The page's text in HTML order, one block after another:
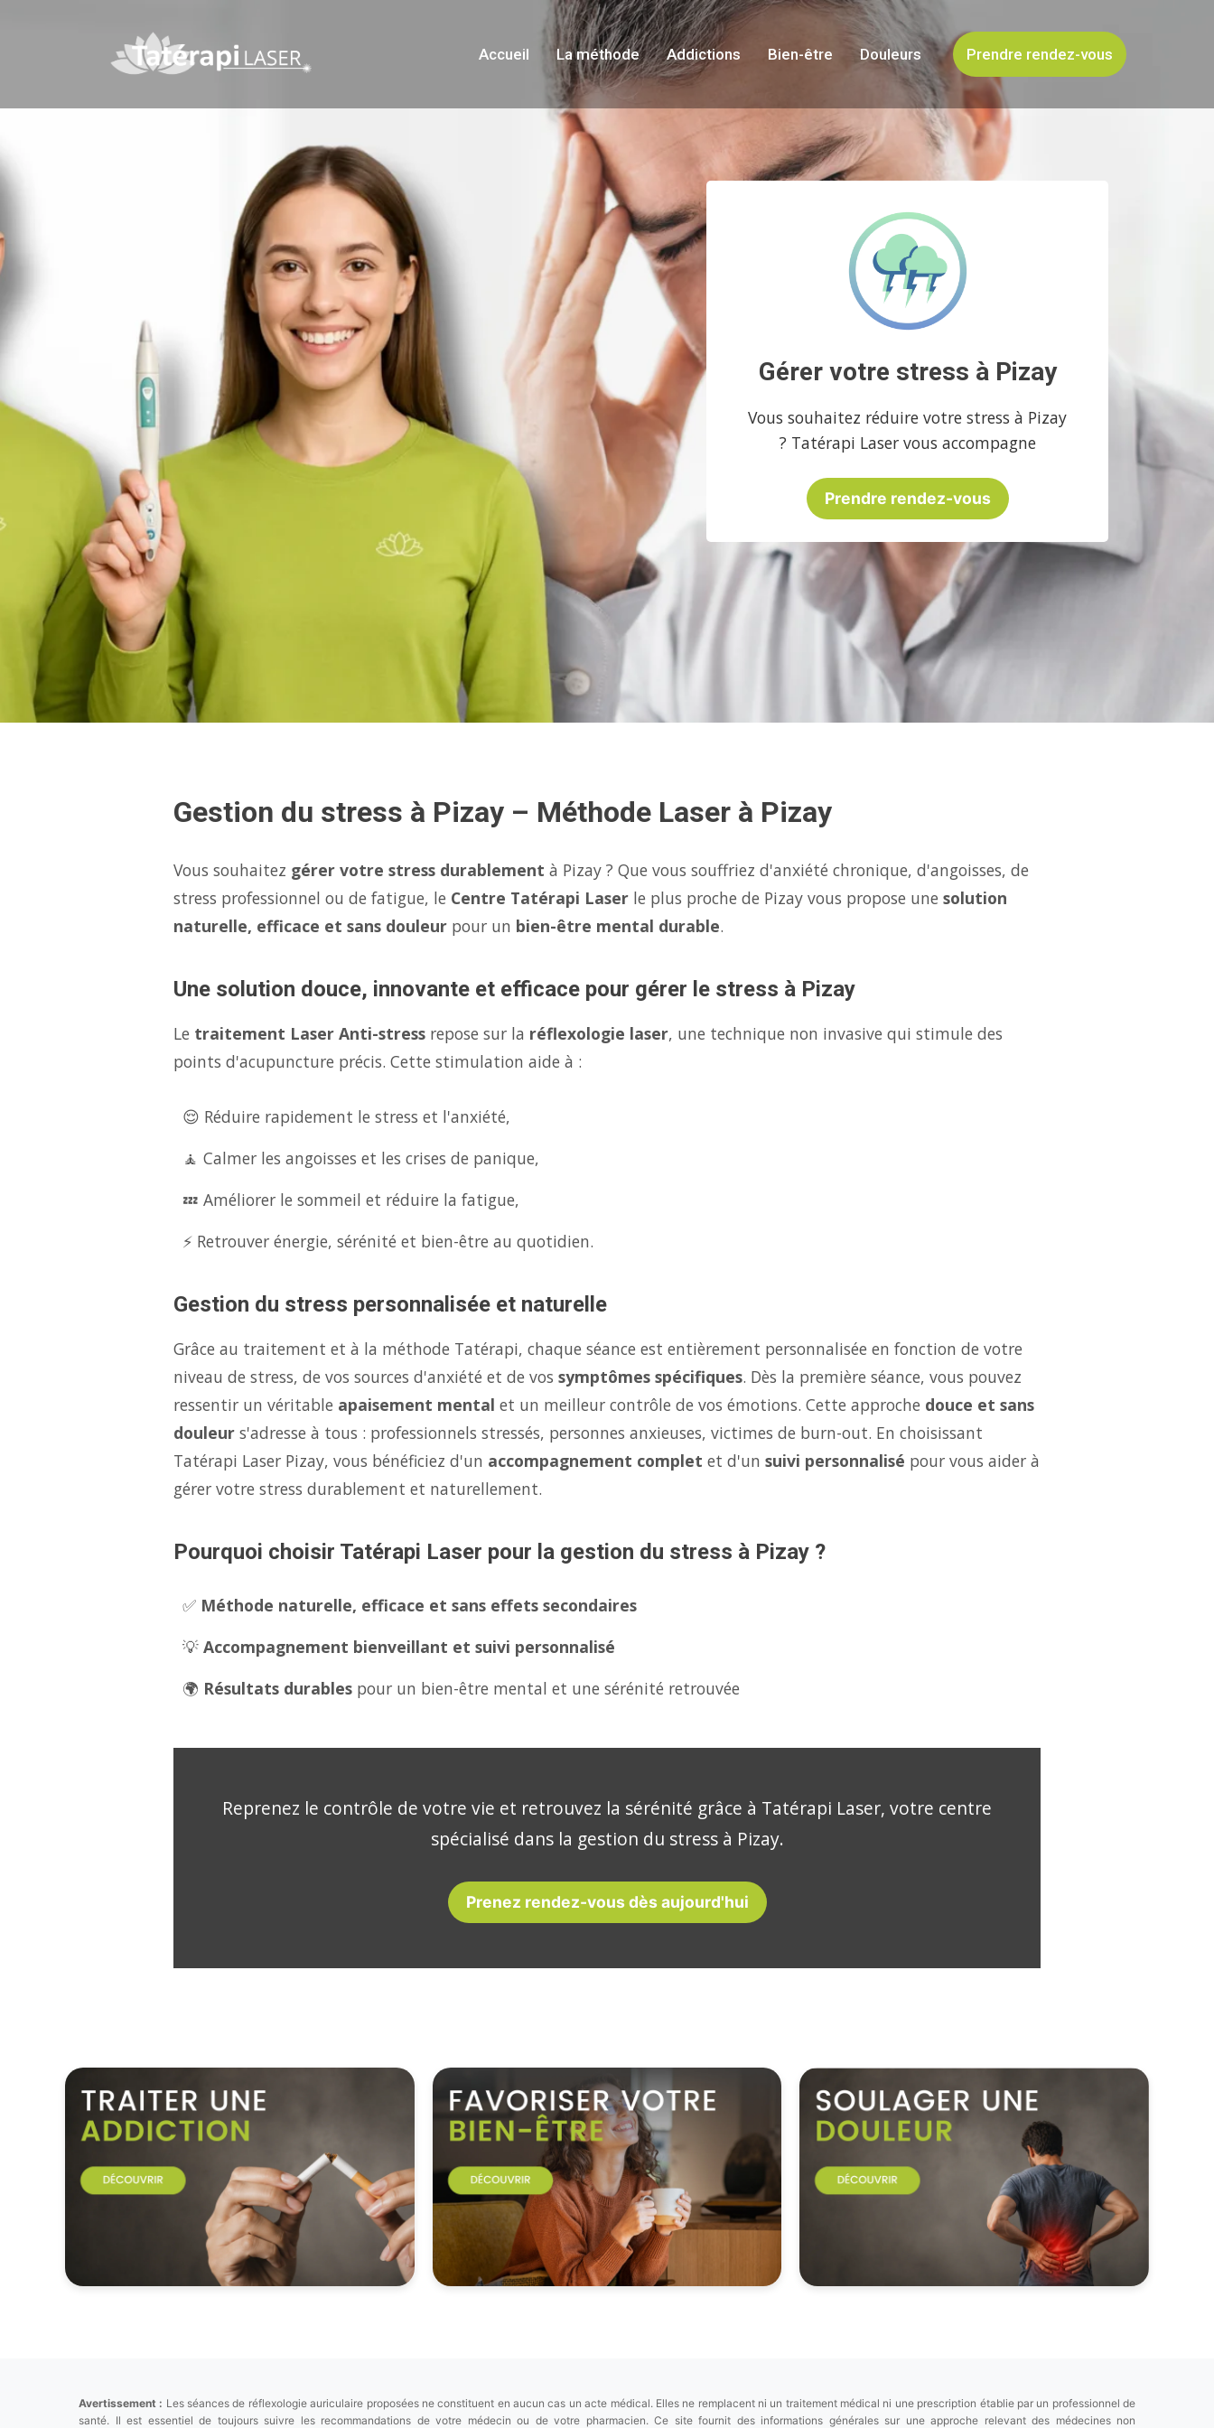
Accueil La méthode Addictions Bien-être Douleurs Prendre rendez-vous
Gérer votre stress à Pizay
Vous souhaitez réduire votre stress à Pizay
? Tatérapi Laser vous accompagne
Prendre rendez-vous
Gestion du stress à Pizay – Méthode Laser à Pizay
Vous souhaitez gérer votre stress durablement à Pizay ? Que vous souffriez d'anxiété chronique, d'angoisses, de
stress professionnel ou de fatigue, le Centre Tatérapi Laser le plus proche de Pizay vous propose une solution
naturelle, efficace et sans douleur pour un bien-être mental durable.
Une solution douce, innovante et efficace pour gérer le stress à Pizay
Le traitement Laser Anti-stress repose sur la réflexologie laser, une technique non invasive qui stimule des
points d'acupuncture précis. Cette stimulation aide à :
😌 Réduire rapidement le stress et l'anxiété,
🧘 Calmer les angoisses et les crises de panique,
💤 Améliorer le sommeil et réduire la fatigue,
⚡ Retrouver énergie, sérénité et bien-être au quotidien.
Gestion du stress personnalisée et naturelle
Grâce au traitement et à la méthode Tatérapi, chaque séance est entièrement personnalisée en fonction de votre
niveau de stress, de vos sources d'anxiété et de vos symptômes spécifiques. Dès la première séance, vous pouvez
ressentir un véritable apaisement mental et un meilleur contrôle de vos émotions. Cette approche douce et sans
douleur s'adresse à tous : professionnels stressés, personnes anxieuses, victimes de burn-out. En choisissant
Tatérapi Laser Pizay, vous bénéficiez d'un accompagnement complet et d'un suivi personnalisé pour vous aider à
gérer votre stress durablement et naturellement.
Pourquoi choisir Tatérapi Laser pour la gestion du stress à Pizay ?
✅ Méthode naturelle, efficace et sans effets secondaires
💡 Accompagnement bienveillant et suivi personnalisé
🌍 Résultats durables pour un bien-être mental et une sérénité retrouvée
Reprenez le contrôle de votre vie et retrouvez la sérénité grâce à Tatérapi Laser, votre centre
spécialisé dans la gestion du stress à Pizay.
Prenez rendez-vous dès aujourd'hui
Avertissement : Les séances de réflexologie auriculaire proposées ne constituent en aucun cas un acte médical. Elles ne remplacent ni un traitement médical ni une prescription établie par un professionnel de
santé. Il est essentiel de toujours suivre les recommandations de votre médecin ou de votre pharmacien. Ce site fournit des informations générales sur une approche relevant des médecines non